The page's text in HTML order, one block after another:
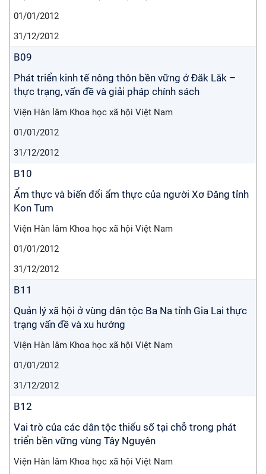
01/01/2012
31/12/2012
B09
Phát triển kinh tế nông thôn bền vững ở Đăk Lăk –
thực trạng, vấn đề và giải pháp chính sách
Viện Hàn lâm Khoa học xã hội Việt Nam
01/01/2012
31/12/2012
B10
Ẩm thực và biến đổi ẩm thực của người Xơ Đăng tỉnh
Kon Tum
Viện Hàn lâm Khoa học xã hội Việt Nam
01/01/2012
31/12/2012
B11
Quản lý xã hội ở vùng dân tộc Ba Na tỉnh Gia Lai thực
trạng vấn đề và xu hướng
Viện Hàn lâm Khoa học xã hội Việt Nam
01/01/2012
31/12/2012
B12
Vai trò của các dân tộc thiểu số tại chỗ trong phát
triển bền vững vùng Tây Nguyên
Viện Hàn lâm Khoa học xã hội Việt Nam